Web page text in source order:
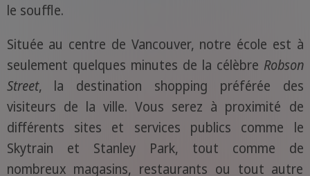
le souffle.
Située au centre de Vancouver, notre école est à
seulement quelques minutes de la célèbre Robson
Street, la destination shopping préférée des
visiteurs de la ville. Vous serez à proximité de
différents sites et services publics comme le
Skytrain et Stanley Park, tout comme de
nombreux magasins, restaurants ou tout autre